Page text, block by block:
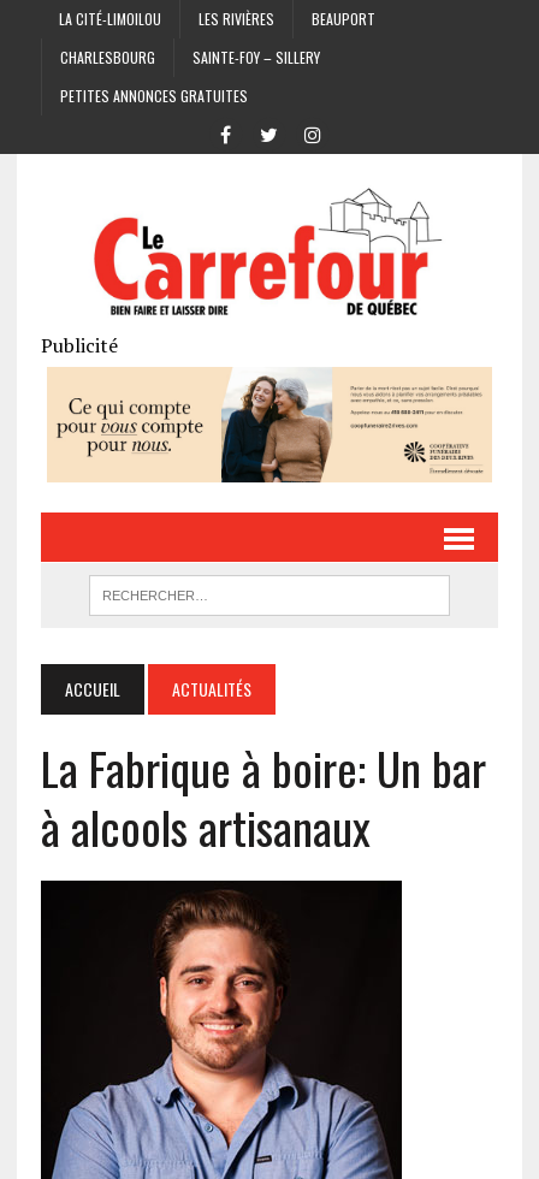
LA CITÉ-LIMOILOU LES RIVIÈRES
BEAUPORT
CHARLESBOURG
SAINTE-FOY – SILLERY
PETITES ANNONCES GRATUITES
Publicité
ACCUEIL ACTUALITÉS
La Fabrique à boire: Un bar
à alcools artisanaux